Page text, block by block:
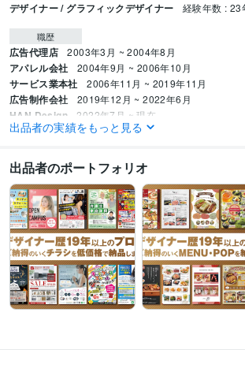
デザイナー / グラフィックデザイナー 経験年数 : 23
職歴
広告代理店 2003年3月 ~ 2004年8月
アパレル会社 2004年9月 ~ 2006年10月
サービス業本社 2006年11月 ~ 2019年11月
広告制作会社 2019年12月 ~ 2022年6月
HAN Design 2022年7月 ~ 現在
ココナラ【チラシ・フライヤー】カテゴリランキング
売実績1,600件突破（2022年1月〜）
ココナラ 【
キング1位獲得 ココナラ PRO認定
資格・検定
普通自動車第一種運転免許 取得年 : 1999年
ビジネス・クリエイティブツール
Adobe Illustrator:23年Adobe Photoshop:23年
Google スプレッドシート:15年
ット・リーフレット
出品者の実績をもっと見る
出品者のポートフォリオ